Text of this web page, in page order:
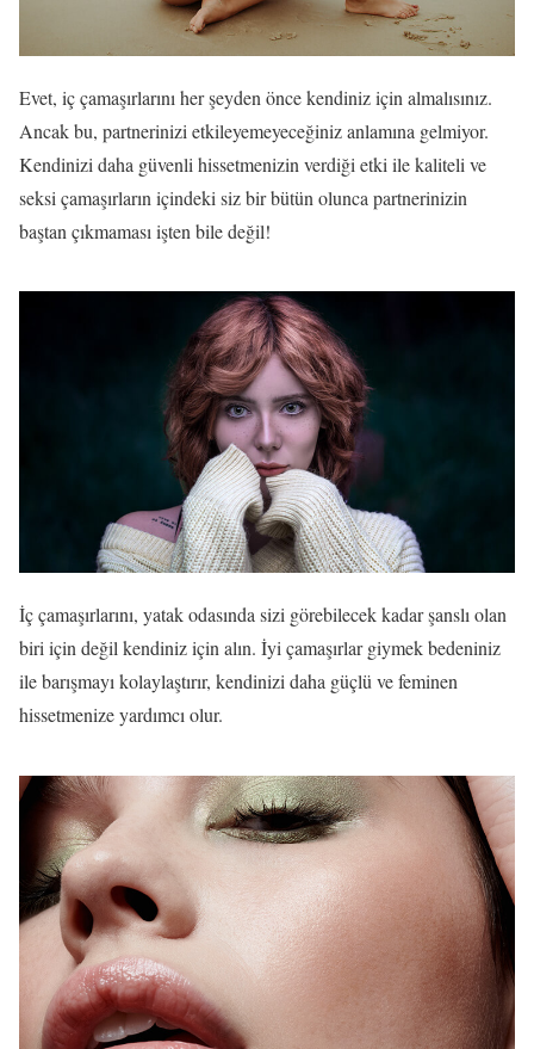
Evet, iç çamaşırlarını her şeyden önce kendiniz için almalısınız.
Ancak bu, partnerinizi etkileyemeyeceğiniz anlamına gelmiyor.
Kendinizi daha güvenli hissetmenizin verdiği etki ile kaliteli ve
seksi çamaşırların içindeki siz bir bütün olunca partnerinizin
baştan çıkmaması işten bile değil!
İç çamaşırlarını, yatak odasında sizi görebilecek kadar şanslı olan
biri için değil kendiniz için alın. İyi çamaşırlar giymek bedeniniz
ile barışmayı kolaylaştırır, kendinizi daha güçlü ve feminen
hissetmenize yardımcı olur.